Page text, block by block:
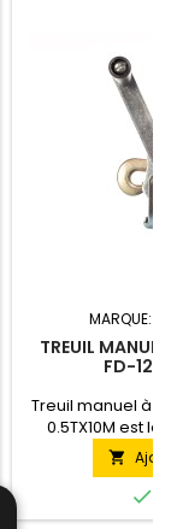
MARQUE:
TREUIL
FD-
Treuil manuel à
0.5TX10M est
l'agriculture
de construction,
et dans d'autres
usage

